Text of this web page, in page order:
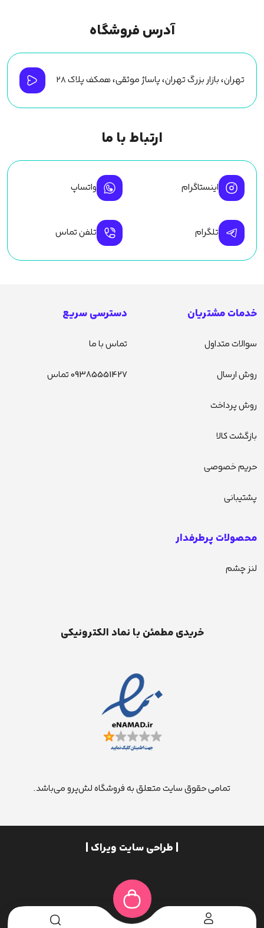
آدرس فروشگاه
تهران، بازار بزرگ تهران، پاساژ موثقی، همکف پلاک ۲۸
ارتباط با ما
اینستاگرام واتساپ
تلگرام تلفن تماس
خدمات مشتریان
سوالات متداول
روش ارسال
روش پرداخت
بازگشت کالا
حریم خصوصی
پشتیبانی
دسترسی سریع
تماس با ما
09385551427 تماس
محصولات پرطرفدار
لنز چشم
خریدی مطمئن با نماد الکترونیکی
تمامی حقوق سایت متعلق به فروشگاه لش‌پرو می‌باشد.
| طراحی سایت ویراک |